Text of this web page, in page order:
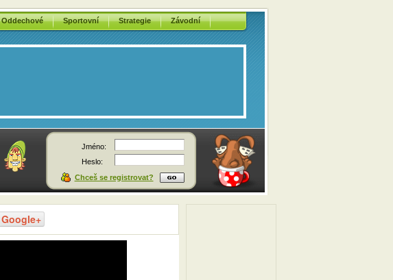
Oddechové Sportovní Strategie Závodní
Jméno:
Heslo:
Chceš se registrovat?
Google+